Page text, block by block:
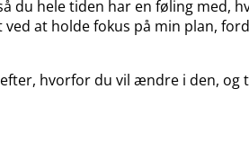
du hele tiden har en føling med,
at holde fokus på min plan,
hvorfor du vil ændre i den,